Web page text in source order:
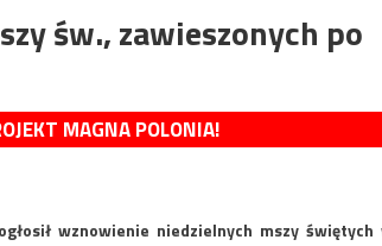
św., zawieszonych po
MAGNA POLONIA!
wznowienie niedzielnych mszy świętych